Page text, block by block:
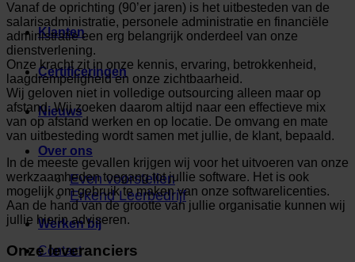
Klanten
Certificeringen
Nieuws
Over ons
Even voorstellen
Erkend Leerbedrijf
Werken bij
Contact
Vanaf de oprichting (90’er jaren) is het uitbesteden van de
salarisadministratie, personele administratie en financiële
administratie een erg belangrijk onderdeel van onze
dienstverlening.
Onze kracht zit in onze kennis, ervaring, betrokkenheid,
laagdrempeligheid en onze zichtbaarheid.
Wij geloven niet in volledige outsourcing alleen maar op
afstand. Wij zoeken daarom altijd naar een effectieve mix
van op afstand werken en op locatie. De omvang en mate
van uitbesteding wordt samen met jullie, de klant, bepaald.
In de meeste gevallen krijgen wij voor het uitvoeren van onze
werkzaamheden toegang tot jullie software. Het is ook
mogelijk om gebruik te maken van onze softwarelicenties.
Aan de hand van de grootte van jullie organisatie kunnen wij
jullie hierin adviseren.
Onze leveranciers